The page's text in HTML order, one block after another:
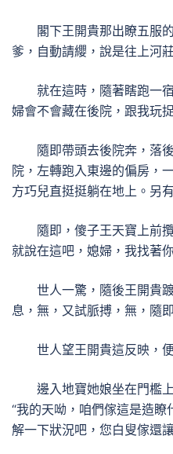
閣下王開貴那出瞭五服的
爹，自動請纓，說是往上河
就在這時，隨著瞎跑一
婦會不會藏在後院，跟我玩
隨即帶頭去後院奔，落後
院，左轉跑入東邊的偏房，
方巧兒直挺挺躺在地上。另
隨即，傻子王天寶上前攬
就說在這吧，媳婦，我找著
世人一驚，隨後王開貴踱
息，無，又試脈搏，無，隨
世人望王開貴這反映，便
邊入地寶她娘坐在門檻上
“我的天呦，咱們傢這是造
解一下狀況吧，您白叟傢還